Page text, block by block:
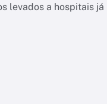
levados a hospitais